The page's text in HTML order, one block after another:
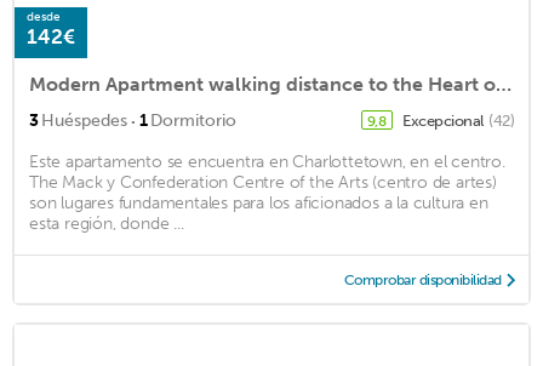
desde
142€
Modern Apartment walking distance to the Heart of Downtown Charlottetown
3Huéspedes · 1Dormitorio 9,8 Excepcional (42)
Este apartamento se encuentra en Charlottetown, en el centro.
The Mack y Confederation Centre of the Arts (centro de artes)
son lugares fundamentales para los aficionados a la cultura en
esta región, donde ...
Comprobar disponibilidad